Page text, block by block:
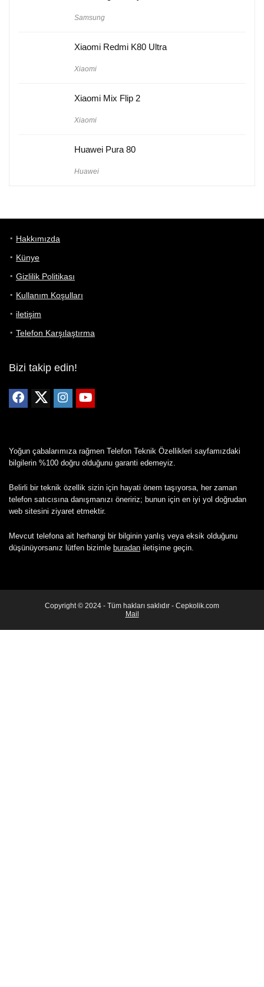
Samsung
Xiaomi Redmi K80 Ultra
Xiaomi
Xiaomi Mix Flip 2
Xiaomi
Huawei Pura 80
Huawei
Hakkımızda
Künye
Gizlilik Politikası
Kullanım Koşulları
iletişim
Telefon Karşılaştırma
Bizi takip edin!
Yoğun çabalarımıza rağmen Telefon Teknik Özellikleri sayfamızdaki
bilgilerin %100 doğru olduğunu garanti edemeyiz.
Belirli bir teknik özellik sizin için hayati önem taşıyorsa, her zaman
telefon satıcısına danışmanızı öneririz; bunun için en iyi yol doğrudan
web sitesini ziyaret etmektir.
Mevcut telefona ait herhangi bir bilginin yanlış veya eksik olduğunu
düşünüyorsanız lütfen bizimle buradan iletişime geçin.
Copyright © 2024 - Tüm hakları saklıdır - Cepkolik.com
Mail